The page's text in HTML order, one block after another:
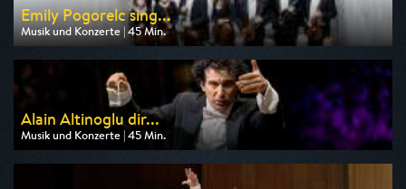
Emily Pogorelc sing...
Musik und Konzerte | 45 Min.
Ausgestrahlt von arte
am 09.08.2026, 17:55
Alain Altinoglu dir...
Musik und Konzerte | 45 Min.
Ausgestrahlt von arte
am 08.08.2026, 05:30